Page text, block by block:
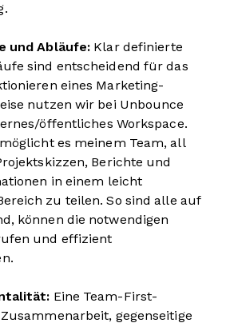
und Abläufe: Klar definierte
sind entscheidend für das
eines Marketing-
nutzen wir bei Unbounce
öffentliches Workspace.
es meinem Team, all
Berichte und
in einem leicht
zu teilen. So sind alle auf
können die notwendigen
und effizient
Eine Team-First-
gegenseitige